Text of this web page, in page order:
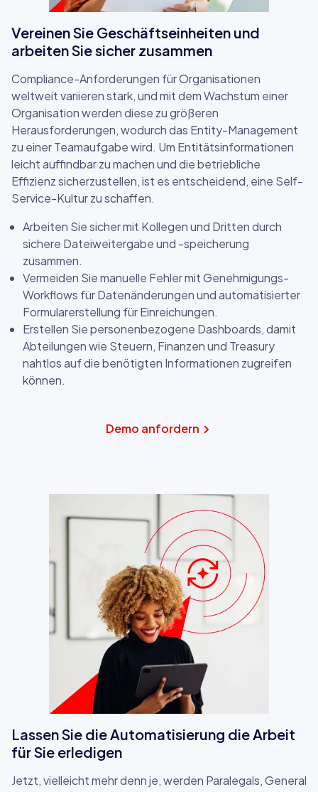
Vereinen Sie Geschäftseinheiten und
arbeiten Sie sicher zusammen
Compliance-Anforderungen für Organisationen
weltweit variieren stark, und mit dem Wachstum einer
Organisation werden diese zu größeren
Herausforderungen, wodurch das Entity-Management
zu einer Teamaufgabe wird. Um Entitätsinformationen
leicht auffindbar zu machen und die betriebliche
Effizienz sicherzustellen, ist es entscheidend, eine Self-
Service-Kultur zu schaffen.
Arbeiten Sie sicher mit Kollegen und Dritten durch
sichere Dateiweitergabe und -speicherung
zusammen.
Vermeiden Sie manuelle Fehler mit Genehmigungs-
Workflows für Datenänderungen und automatisierter
Formularerstellung für Einreichungen.
Erstellen Sie personenbezogene Dashboards, damit
Abteilungen wie Steuern, Finanzen und Treasury
nahtlos auf die benötigten Informationen zugreifen
können.
Demo anfordern
Lassen Sie die Automatisierung die Arbeit
für Sie erledigen
Jetzt, vielleicht mehr denn je, werden Paralegals, General